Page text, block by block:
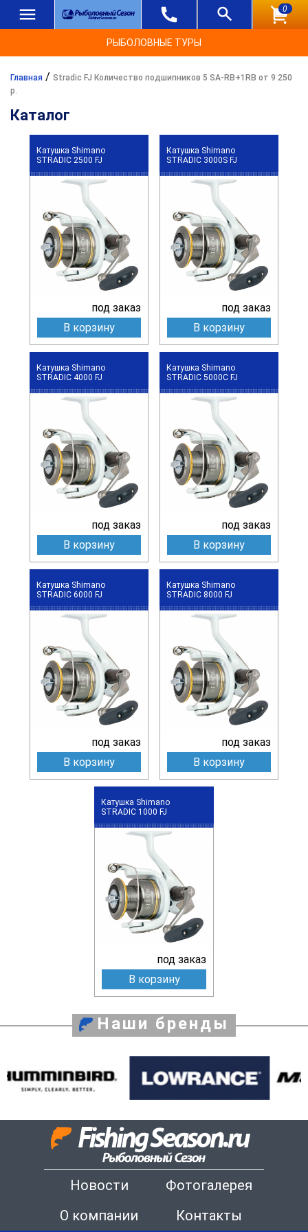
0
РЫБОЛОВНЫЕ ТУРЫ
Главная / Stradic FJ Количество подшипников 5 SA-RB+1RB от 9 250
р.
Каталог
Катушка Shimano
STRADIC 2500 FJ
под заказ
В корзину
Катушка Shimano
STRADIC 3000S FJ
под заказ
В корзину
Катушка Shimano
STRADIC 4000 FJ
под заказ
В корзину
Катушка Shimano
STRADIC 5000C FJ
под заказ
В корзину
Катушка Shimano
STRADIC 6000 FJ
под заказ
В корзину
Катушка Shimano
STRADIC 8000 FJ
под заказ
В корзину
Катушка Shimano
STRADIC 1000 FJ
под заказ
В корзину
Наши бренды
Новости
Фотогалерея
О компании
Контакты